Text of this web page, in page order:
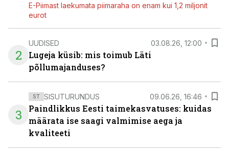
E-Piimast laekumata piimaraha on enam kui 1,2 miljonit
eurot
2
UUDISED 03.08.26, 12:00
Lugeja küsib: mis toimub Läti
põllumajanduses?
3
ST SISUTURUNDUS 09.06.26, 16:46
Paindlikkus Eesti taimekasvatuses: kuidas
määrata ise saagi valmimise aega ja
kvaliteeti